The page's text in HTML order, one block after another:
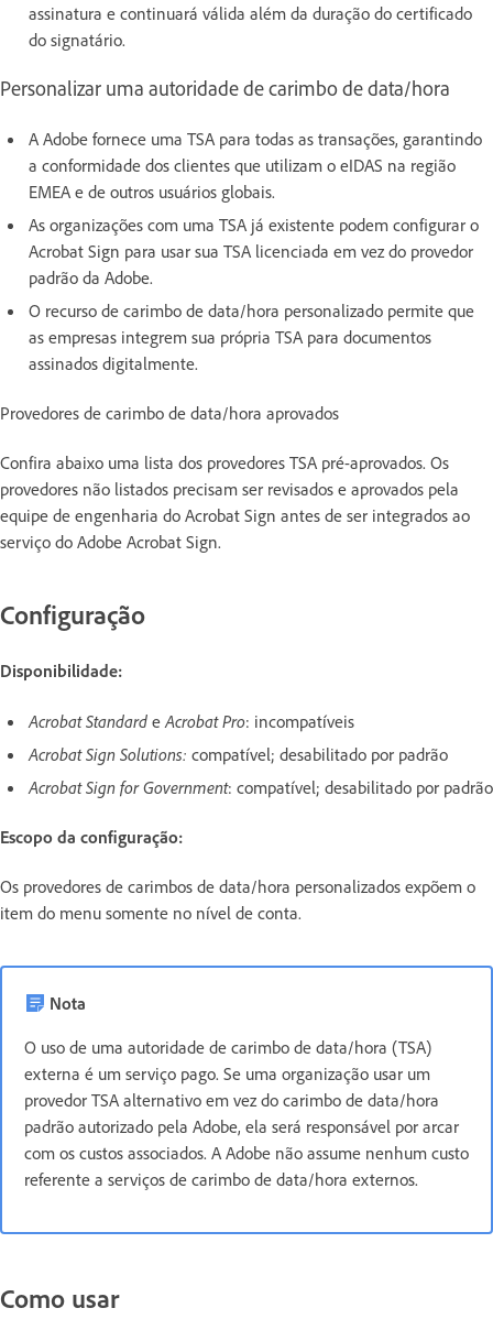
assinatura e continuará válida além da duração do certificado
do signatário.
Personalizar uma autoridade de carimbo de data/hora
A Adobe fornece uma TSA para todas as transações, garantindo
a conformidade dos clientes que utilizam o eIDAS na região
EMEA e de outros usuários globais.
As organizações com uma TSA já existente podem configurar o
Acrobat Sign para usar sua TSA licenciada em vez do provedor
padrão da Adobe.
O recurso de carimbo de data/hora personalizado permite que
as empresas integrem sua própria TSA para documentos
assinados digitalmente.
Provedores de carimbo de data/hora aprovados
Confira abaixo uma lista dos provedores TSA pré-aprovados. Os
provedores não listados precisam ser revisados e aprovados pela
equipe de engenharia do Acrobat Sign antes de ser integrados ao
serviço do Adobe Acrobat Sign.
Configuração
Disponibilidade:
Acrobat Standard e Acrobat Pro: incompatíveis
Acrobat Sign Solutions: compatível; desabilitado por padrão
Acrobat Sign for Government: compatível; desabilitado por padrão
Escopo da configuração:
Os provedores de carimbos de data/hora personalizados expõem o
item do menu somente no nível de conta.
Nota
O uso de uma autoridade de carimbo de data/hora (TSA)
externa é um serviço pago. Se uma organização usar um
provedor TSA alternativo em vez do carimbo de data/hora
padrão autorizado pela Adobe, ela será responsável por arcar
com os custos associados. A Adobe não assume nenhum custo
referente a serviços de carimbo de data/hora externos.
Como usar